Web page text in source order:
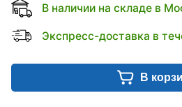
В наличии на складе в
Экспресс-доставка в
В